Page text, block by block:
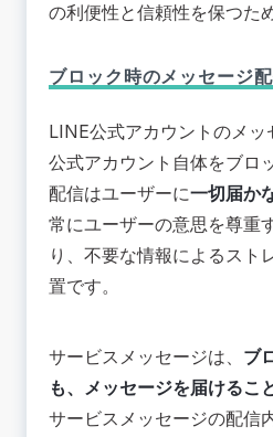
の利便性と信頼性を保つた
ブロック時のメッセージ
LINE公式アカウントのメ
公式アカウント自体をブロ
配信はユーザーに一切届か
常にユーザーの意思を尊重
り、不要な情報によるスト
置です。
サービスメッセージは、 ブ
も、メッセージを届けるこ
サービスメッセージの配信